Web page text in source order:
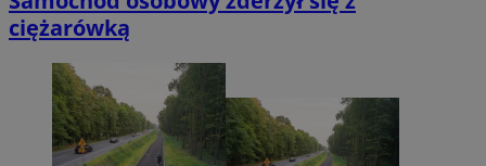
ciężarówką